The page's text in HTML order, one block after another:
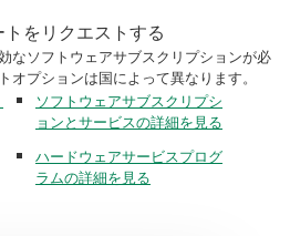
をリクエストする
なソフトウェアサブスクリプションが必
プションは国によって異なります。
ソフトウェアサブスクリプシ
ョンとサービスの詳細を見る
ハードウェアサービスプログ
ラムの詳細を見る